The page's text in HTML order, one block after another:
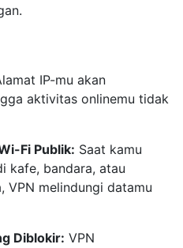
IP-mu akan
aktivitas onlinemu tidak
Fi Publik: Saat kamu
kafe, bandara, atau
VPN melindungi datamu
Diblokir: VPN